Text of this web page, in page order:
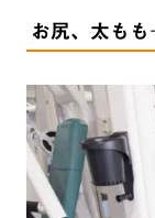
お尻、太も